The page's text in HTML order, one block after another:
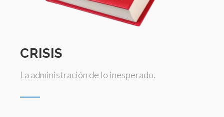
CRISIS
La administración de lo inesperado.